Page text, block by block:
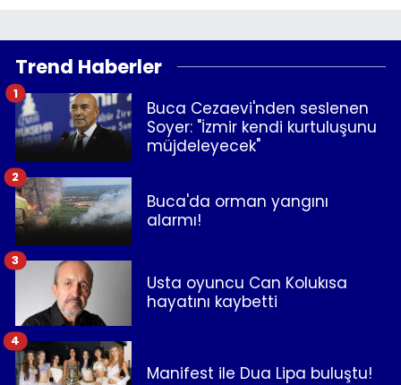
Trend Haberler
Buca Cezaevi'nden seslenen
Soyer: "İzmir kendi kurtuluşunu
müjdeleyecek"
1
Buca'da orman yangını
alarmı!
2
Usta oyuncu Can Kolukısa
hayatını kaybetti
3
Manifest ile Dua Lipa buluştu!
4